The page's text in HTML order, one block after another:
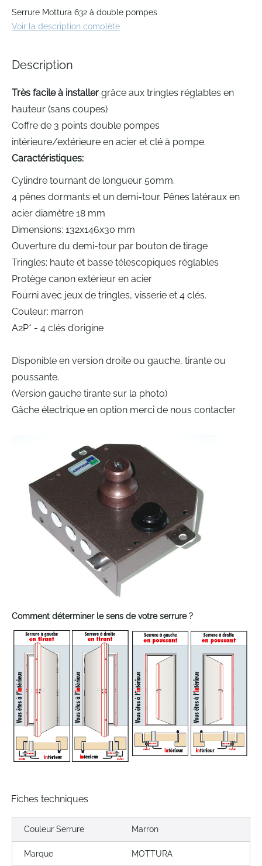
to
the
images
Serrure Mottura 632 à double pompes
Voir la description complète
Description
Très facile à installer grâce aux tringles réglables en
hauteur (sans coupes)
Coffre de 3 points double pompes
intérieure/extérieure en acier et clé à pompe.
Caractéristiques:
Cylindre tournant de longueur 50mm.
4 pênes dormants et un demi-tour. Pênes latéraux en
acier diamètre 18 mm
Dimensions: 132x146x30 mm
Ouverture du demi-tour par bouton de tirage
Tringles: haute et basse télescopiques réglables
Protège canon extérieur en acier
Fourni avec jeux de tringles, visserie et 4 clés.
Couleur: marron
A2P* - 4 clés d’origine
Disponible en version droite ou gauche, tirante ou
poussante.
(Version gauche tirante sur la photo)
Gâche électrique en option merci de nous contacter
Comment déterminer le sens de votre serrure ?
Fiches techniques
Couleur Serrure Marron
Marque MOTTURA